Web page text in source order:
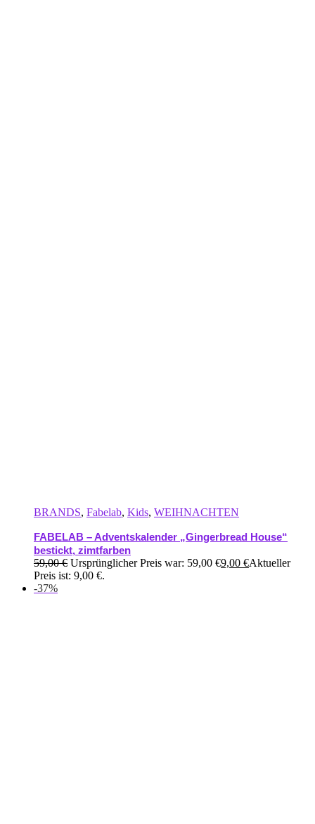
BRANDS, Fabelab, Kids, WEIHNACHTEN
FABELAB – Adventskalender „Gingerbread House“
bestickt, zimtfarben
59,00€ Ursprünglicher Preis war: 59,00 €9,00 €Aktueller
Preis ist: 9,00 €.
-37%